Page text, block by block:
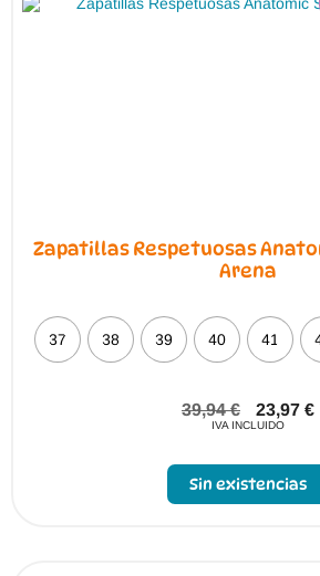
Zapatillas Respetuosas
Arena
37 38 39 40 41
39,94€ 23,97 €
IVA INCLUIDO
Sin existencias